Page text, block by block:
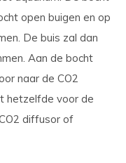
open buigen en op
De buis zal dan
Aan de bocht
naar de CO2
hetzelfde voor de
diffusor of